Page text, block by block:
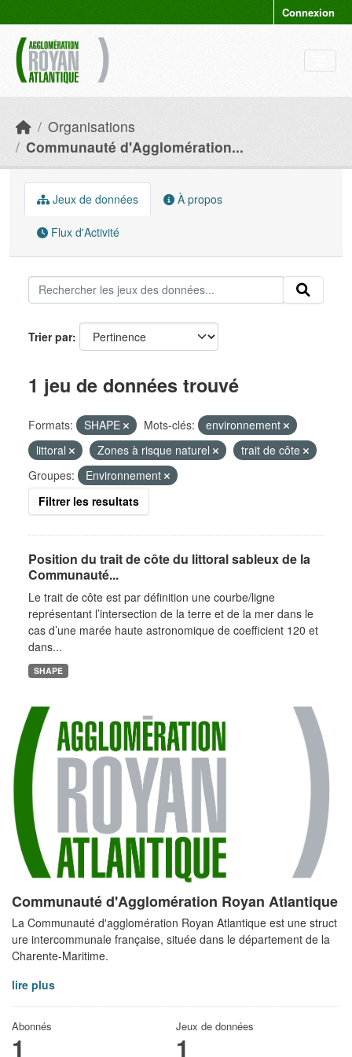
Connexion
Organisations
Communauté d'Agglomération...
Communauté d'Agglomération Royan Atlantique
La Communauté d'agglomération Royan Atlantique est une struct
ure intercommunale française, située dans le département de la
Charente-Maritime.
lire plus
Abonnés
1
Jeux de données
1
Jeux de données À propos
Flux d'Activité
Trier par
1 jeu de données trouvé
Formats: SHAPE Mots-clés:
environnement
littoral
Zones à risque naturel
trait de côte
Groupes:
Environnement
Filtrer les resultats
Position du trait de côte du littoral sableux de la
Communauté...
Le trait de côte est par définition une courbe/ligne
représentant l’intersection de la terre et de la mer dans le
cas d’une marée haute astronomique de coefficient 120 et
dans...
SHAPE